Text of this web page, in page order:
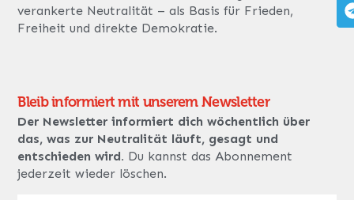
verankerte Neutralität – als Basis für Frieden,
Freiheit und direkte Demokratie.
Bleib informiert mit unserem Newsletter
Der Newsletter informiert dich wöchentlich über
das, was zur Neutralität läuft, gesagt und
entschieden wird. Du kannst das Abonnement
jederzeit wieder löschen.